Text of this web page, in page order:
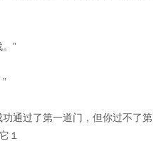
”
通过了第一道门，但你过不了第
１